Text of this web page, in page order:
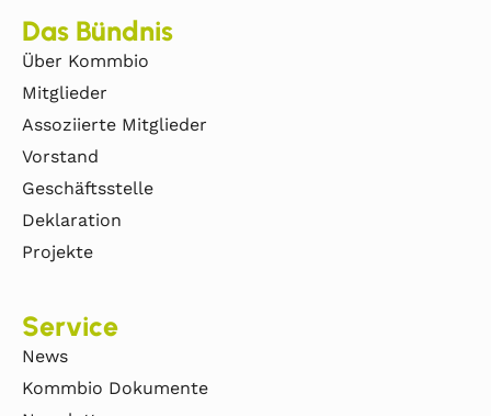
Das Bündnis
Über Kommbio
Mitglieder
Assoziierte Mitglieder
Vorstand
Geschäftsstelle
Deklaration
Projekte
Service
News
Kommbio Dokumente